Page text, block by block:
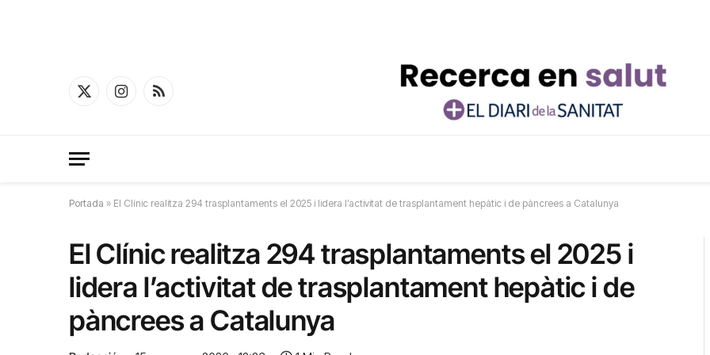
X
InstagramRSS
Portada » El Clínic realitza 294 trasplantaments el 2025 i lidera l’activitat de trasplantament hepàtic i de pàncrees a Catalunya
El Clínic realitza 294 trasplantaments el 2025 i
lidera l’activitat de trasplantament hepàtic i de
pàncrees a Catalunya